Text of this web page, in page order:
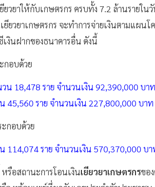
ยวยาให้กับเกษตรกร ครบทั้ง 7.2 ล้านรายใ
ยียวยาเกษตรกร จะทำการจ่ายเงินตามแผนโ
งินฝากของธนาคารอื่น ดังนี้
กอบด้วย
18,478 ราย จำนวนเงิน 92,390,000 บาท
45,560 ราย จำนวนเงิน 227,800,000 บาท
กอบด้วย
114,074 ราย จำนวนเงิน 570,370,000 บ
รือสถานะการโอนเงินเยียวยาเกษตรกรขอ